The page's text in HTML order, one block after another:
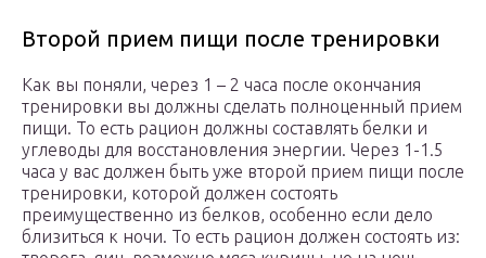
Второй прием пищи после тренировки
Как вы поняли, через 1 – 2 часа после окончания
тренировки вы должны сделать полноценный прием
пищи. То есть рацион должны составлять белки и
углеводы для восстановления энергии. Через 1-1.5
часа у вас должен быть уже второй прием пищи после
тренировки, которой должен состоять
преимущественно из белков, особенно если дело
близиться к ночи. То есть рацион должен состоять из: